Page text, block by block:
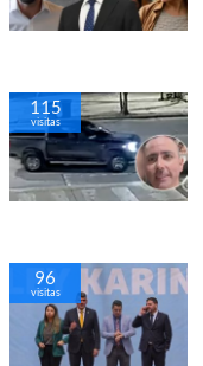
115
visitas
96
visitas